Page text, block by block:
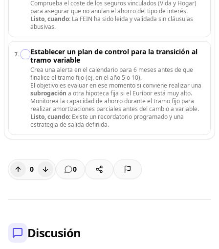
Comprueba el coste de los seguros vinculados (Vida y Hogar)
para asegurar que no anulan el ahorro del tipo de interés.
Listo, cuando: La FEIN ha sido leída y validada sin cláusulas
abusivas.
7.
Establecer un plan de control para la transición al
tramo variable
Crea una alerta en el calendario para 6 meses antes de que
finalice el tramo fijo (ej. en el año 5 o 10).
El objetivo es evaluar en ese momento si conviene realizar una
subrogación a otra hipoteca fija si el Euríbor está muy alto.
Monitorea la capacidad de ahorro durante el tramo fijo para
realizar amortizaciones parciales antes del cambio a variable.
Listo, cuando: Existe un recordatorio programado y una
estrategia de salida definida.
0 0
Discusión